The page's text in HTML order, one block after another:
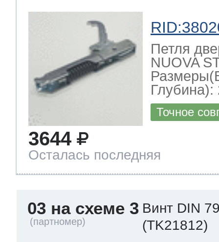
Петля
NUOVA
Глубина):
Точное
3644
Осталась последняя
03 на схеме 3 Винт DIN
(TK21812)